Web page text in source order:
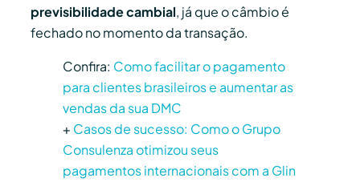
previsibilidade cambial, já que o câmbio é
fechado no momento da transação.
Confira: Como facilitar o pagamento
para clientes brasileiros e aumentar as
vendas da sua DMC
+ Casos de sucesso: Como o Grupo
Consulenza otimizou seus
pagamentos internacionais com a Glin